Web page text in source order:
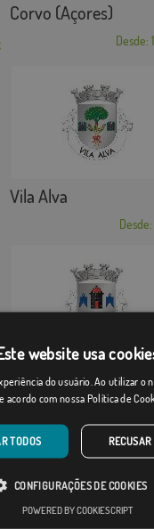
Corvo (Açores)
Desde:
Vila Alva
Desde:
Foz do Douro
Desde:
website usa
do usuário. Ao utilizar o
acordo com nossa Política de
TODOS RECUSAR
CONFIGURAÇÕES DE COOKIES
POWERED BY COOKIESCRIPT